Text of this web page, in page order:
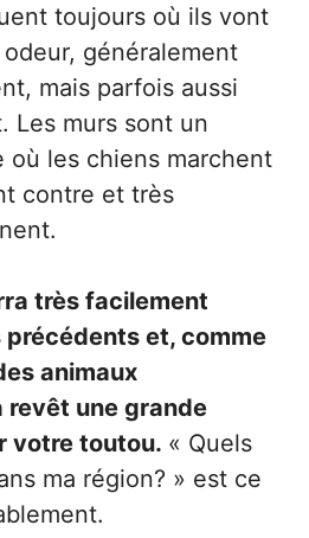
toujours où ils vont
généralement
mais parfois aussi
Les murs sont un
où les chiens marchent
contre et très
très facilement
et, comme
animaux
une grande
votre toutou. « Quels
ma région? » est ce